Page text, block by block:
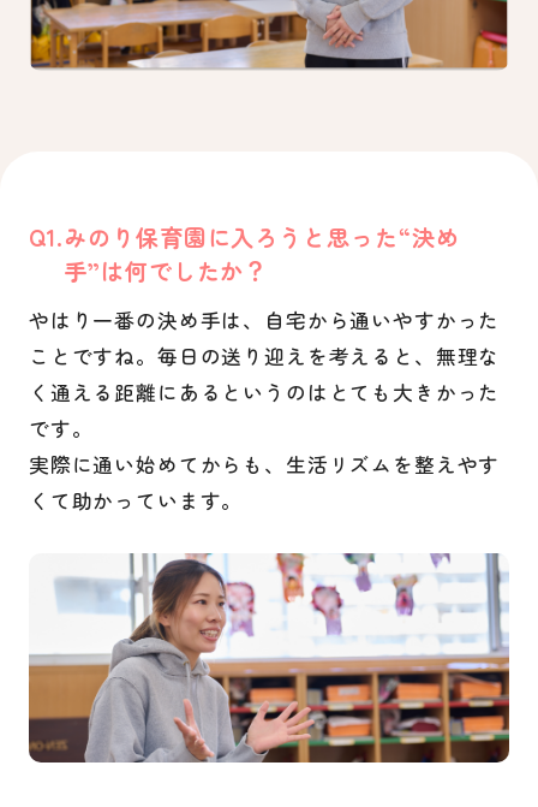
Q
みのり保育園に入ろうと思った“決め
手”は何でしたか？
やはり一番の決め手は、自宅から通いやすかった
ことですね。毎日の送り迎えを考えると、無理な
く通える距離にあるというのはとても大きかった
です。
実際に通い始めてからも、生活リズムを整えやす
くて助かっています。